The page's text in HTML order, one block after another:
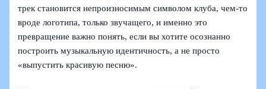
трек становится непроизносимым символом клуба, чем‑то
вроде логотипа, только звучащего, и именно это
превращение важно понять, если вы хотите осознанно
построить музыкальную идентичность, а не просто
«выпустить красивую песню».